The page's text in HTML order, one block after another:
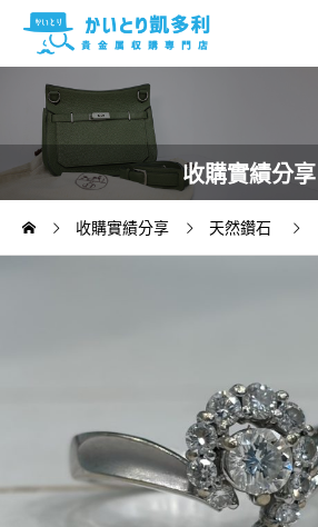
收購實績分享
收購實績分享 天然鑽石